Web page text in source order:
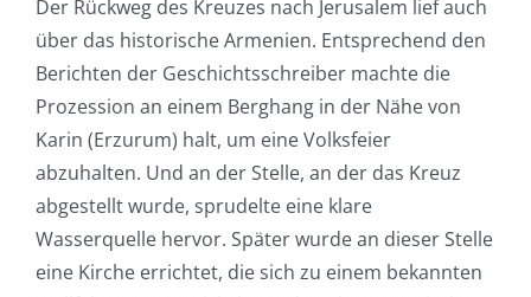
Der Rückweg des Kreuzes nach Jerusalem lief auch
über das historische Armenien. Entsprechend den
Berichten der Geschichtsschreiber machte die
Prozession an einem Berghang in der Nähe von
Karin (Erzurum) halt, um eine Volksfeier
abzuhalten. Und an der Stelle, an der das Kreuz
abgestellt wurde, sprudelte eine klare
Wasserquelle hervor. Später wurde an dieser Stelle
eine Kirche errichtet, die sich zu einem bekannten